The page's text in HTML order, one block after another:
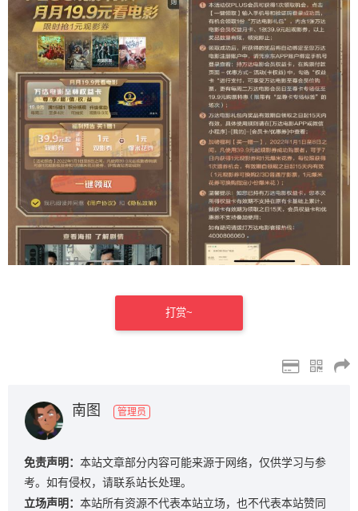
打赏~
南图 管理员
免责声明： 本站文章部分内容可能来源于网络，仅供学习与参
考。如有侵权，请联系站长处理。
立场声明： 本站所有资源不代表本站立场，也不代表本站赞同